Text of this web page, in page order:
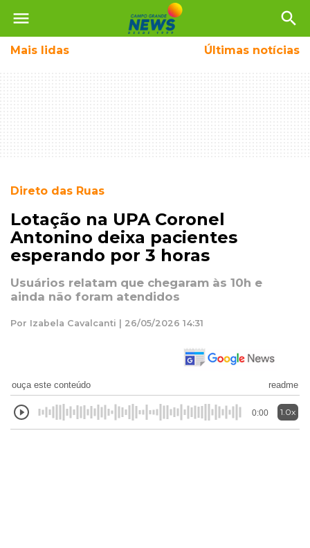
menu search
Mais lidas Últimas notícias
Direto das Ruas
Lotação na UPA Coronel
Antonino deixa pacientes
esperando por 3 horas
Usuários relatam que chegaram às 10h e
ainda não foram atendidos
Por Izabela Cavalcanti | 26/05/2026 14:31
ouça este conteúdo readme
0:00 1.0x